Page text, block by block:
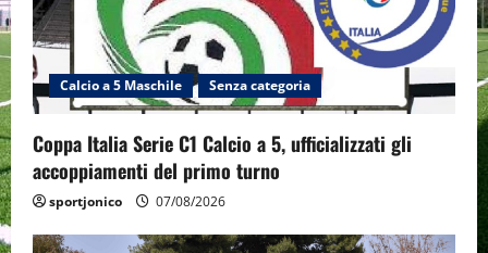
Calcio a 5 Maschile Senza categoria
Coppa Italia Serie C1 Calcio a 5, ufficializzati gli
accoppiamenti del primo turno
sportjonico 07/08/2026